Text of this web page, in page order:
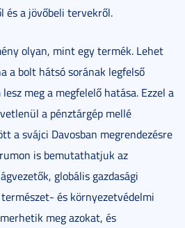
és a jövőbeli tervekről.
olyan, mint egy termék. Lehet
a bolt hátsó sorának legfelső
meg a megfelelő hatása. Ezzel a
a pénztárgép mellé
a svájci Davosban megrendezésre
is bemutathatjuk az
globális gazdasági
és környezetvédelmi
meg azokat, és